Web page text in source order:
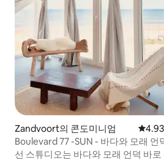
Zandvoort의 콘도미니엄 평점
Boulevard 77 -SUN - 바다와 모래 언
료 주차
선 스튜디오는 바다와 모래 언덕 바로